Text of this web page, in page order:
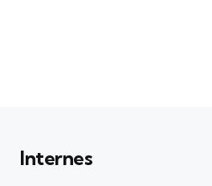
Internes